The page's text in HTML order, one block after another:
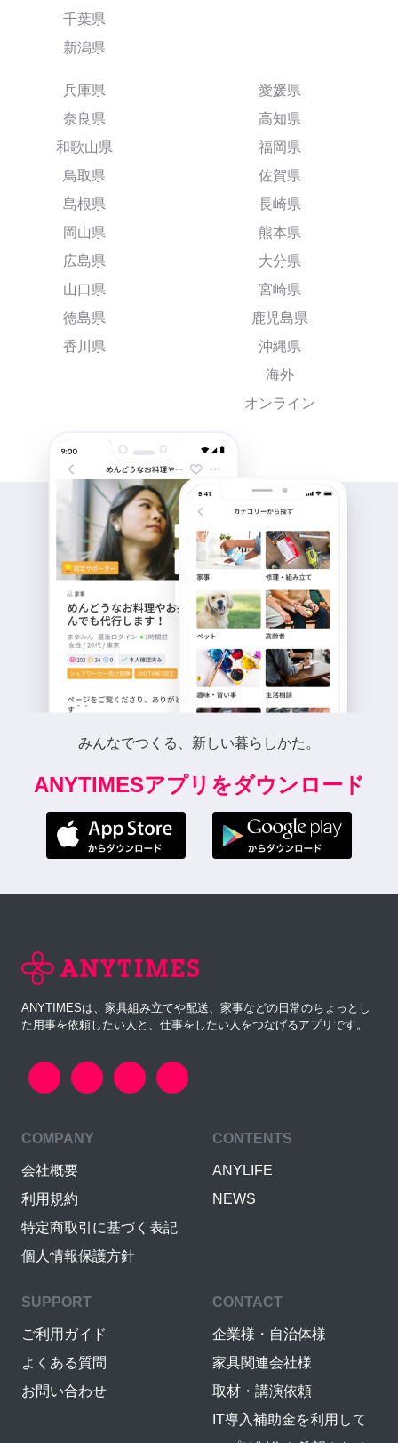
千葉県
新潟県
兵庫県
奈良県
和歌山県
鳥取県
島根県
岡山県
広島県
山口県
徳島県
香川県
愛媛県
高知県
福岡県
佐賀県
長崎県
熊本県
大分県
宮崎県
鹿児島県
沖縄県
海外
オンライン
みんなでつくる、新しい暮らしかた。
ANYTIMESアプリをダウンロード
ANYTIMESは、家具組み立てや配送、家事などの日常のちょっとし
た用事を依頼したい人と、仕事をしたい人をつなげるアプリです。
COMPANY
会社概要
利用規約
特定商取引に基づく表記
個人情報保護方針
CONTENTS
ANYLIFE
NEWS
SUPPORT
ご利用ガイド
よくある質問
お問い合わせ
CONTACT
企業様・自治体様
家具関連会社様
取材・講演依頼
IT導入補助金を利用して